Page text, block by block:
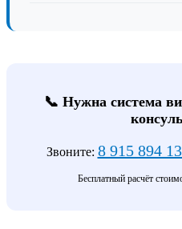
📞 Нужна система
Звоните: 8 915 894
Бесплатный расчёт